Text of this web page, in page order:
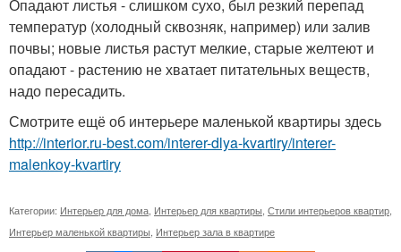
Опадают листья - слишком сухо, был резкий перепад
температур (холодный сквозняк, например) или залив
почвы; новые листья растут мелкие, старые желтеют и
опадают - растению не хватает питательных веществ,
надо пересадить.
Смотрите ещё об интерьере маленькой квартиры здесь
http://interior.ru-best.com/interer-dlya-kvartiry/interer-
malenkoy-kvartiry
Категории: Интерьер для дома Интерьер для квартиры Стили интерьеров квартир
Интерьер маленькой квартиры Интерьер зала в квартире